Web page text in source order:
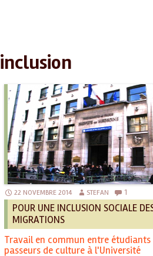
inclusion
22 NOVEMBRE 2014 STEFAN 1
POUR UNE INCLUSION SOCIALE
MIGRATIONS
Travail en commun entre étudiants
passeurs de culture à l'Université